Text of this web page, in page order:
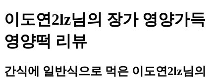
이도연2lz님의 장가 영양가득
영양떡 리뷰
간식에 일반식으로 먹은 이도연2lz님의